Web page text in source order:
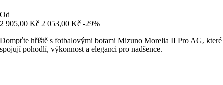
Od
2 905,00 Kč 2 053,00 Kč -29%
Dompťte hřiště s fotbalovými botami Mizuno Morelia II Pro AG, které
spojují pohodlí, výkonnost a eleganci pro nadšence.